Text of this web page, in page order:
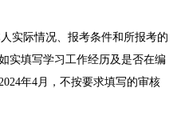
实际情况、报考条件和所报考的
实填写学习工作经历及是否在编
年4月，不按要求填写的审核